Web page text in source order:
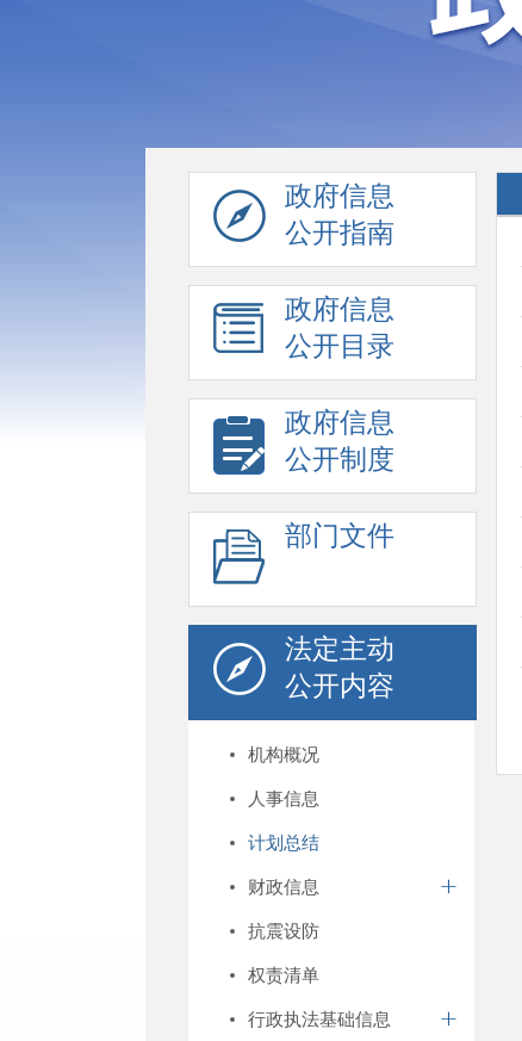
政府信息
公开指南
政府信息
公开目录
政府信息
公开制度
部门文件
法定主动
公开内容
机构概况
人事信息
计划总结
财政信息
抗震设防
权责清单
行政执法基础信息